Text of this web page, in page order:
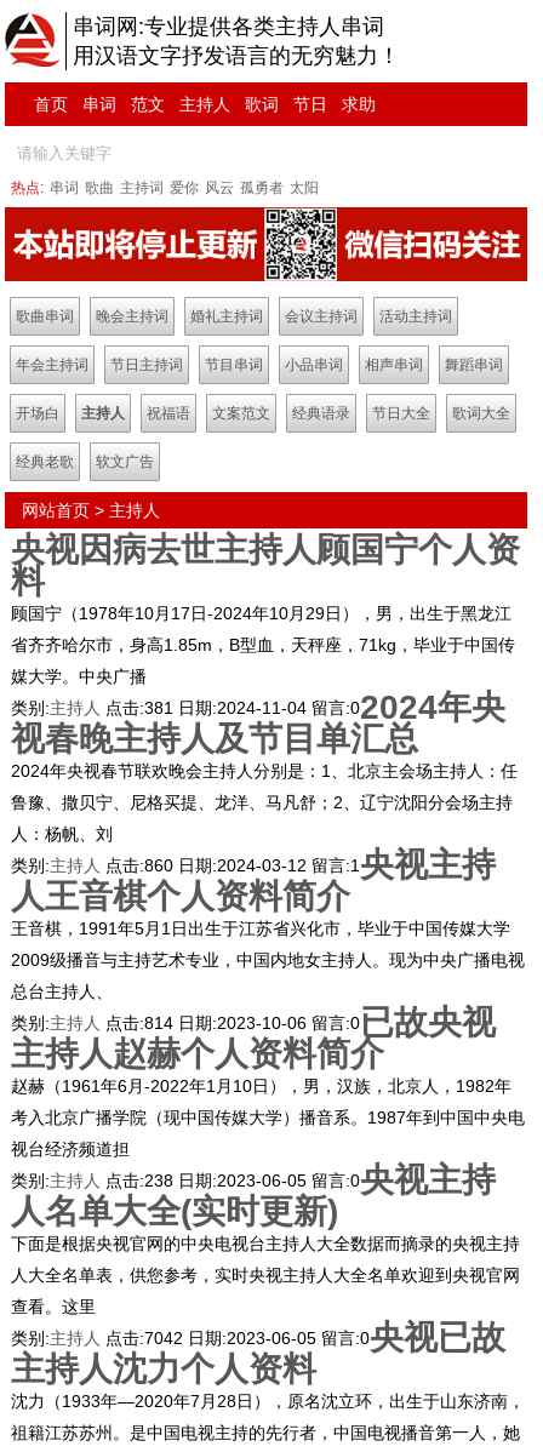
串词网:专业提供各类主持人串词
用汉语文字抒发语言的无穷魅力！
首页 串词 范文 主持人 歌词 节日 求助
热点: 串词 歌曲 主持词 爱你 风云 孤勇者 太阳
歌曲串词 晚会主持词 婚礼主持词 会议主持词 活动主持词
年会主持词 节日主持词 节目串词 小品串词 相声串词 舞蹈串词
开场白 主持人 祝福语 文案范文 经典语录 节日大全 歌词大全
经典老歌 软文广告
网站首页 > 主持人
央视因病去世主持人顾国宁个人资
料
顾国宁（1978年10月17日-2024年10月29日），男，出生于黑龙江
省齐齐哈尔市，身高1.85m，B型血，天秤座，71kg，毕业于中国传
媒大学。中央广播
类别:主持人 点击:381 日期:2024-11-04 留言:02024年央
视春晚主持人及节目单汇总
2024年央视春节联欢晚会主持人分别是：1、北京主会场主持人：任
鲁豫、撒贝宁、尼格买提、龙洋、马凡舒；2、辽宁沈阳分会场主持
人：杨帆、刘
类别:主持人 点击:860 日期:2024-03-12 留言:1 央视主持
人王音棋个人资料简介
王音棋，1991年5月1日出生于江苏省兴化市，毕业于中国传媒大学
2009级播音与主持艺术专业，中国内地女主持人。现为中央广播电视
总台主持人、
类别:主持人 点击:814 日期:2023-10-06 留言:0已故央视
主持人赵赫个人资料简介
赵赫（1961年6月-2022年1月10日），男，汉族，北京人，1982年
考入北京广播学院（现中国传媒大学）播音系。1987年到中国中央电
视台经济频道担
类别:主持人 点击:238 日期:2023-06-05 留言:0央视主持
人名单大全(实时更新)
下面是根据央视官网的中央电视台主持人大全数据而摘录的央视主持
人大全名单表，供您参考，实时央视主持人大全名单欢迎到央视官网
查看。这里
类别:主持人 点击:7042 日期:2023-06-05 留言:0央视已故
主持人沈力个人资料
沈力（1933年—2020年7月28日），原名沈立环，出生于山东济南，
祖籍江苏苏州。是中国电视主持的先行者，中国电视播音第一人，她